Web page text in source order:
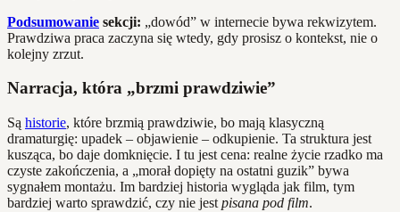
Podsumowanie sekcji: „dowód” w internecie bywa rekwizytem.
Prawdziwa praca zaczyna się wtedy, gdy prosisz o kontekst, nie o
kolejny zrzut.
Narracja, która „brzmi prawdziwie”
Są historie, które brzmią prawdziwie, bo mają klasyczną
dramaturgię: upadek – objawienie – odkupienie. Ta struktura jest
kusząca, bo daje domknięcie. I tu jest cena: realne życie rzadko ma
czyste zakończenia, a „morał dopięty na ostatni guzik” bywa
sygnałem montażu. Im bardziej historia wygląda jak film, tym
bardziej warto sprawdzić, czy nie jest pisana pod film.